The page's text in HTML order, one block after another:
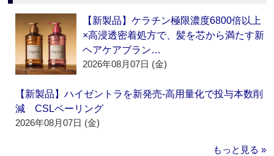
【新製品】ケラチン極限濃度6800倍以上
×高浸透密着処方で、髪を芯から満たす新
ヘアケアブラン…
2026年08月07日 (金)
【新製品】ハイゼントラを新発売‐高用量化で投与本数削
減 CSLベーリング
2026年08月07日 (金)
もっと見る »